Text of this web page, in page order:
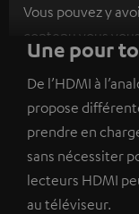
Vous pouvez y
contenu vous
l’on vous montre
individuelles
tierce.Vous en
politique de
Une pour
De l’HDMI à
propose
prendre en
sans nécessiter
lecteurs HDMI
au téléviseur.